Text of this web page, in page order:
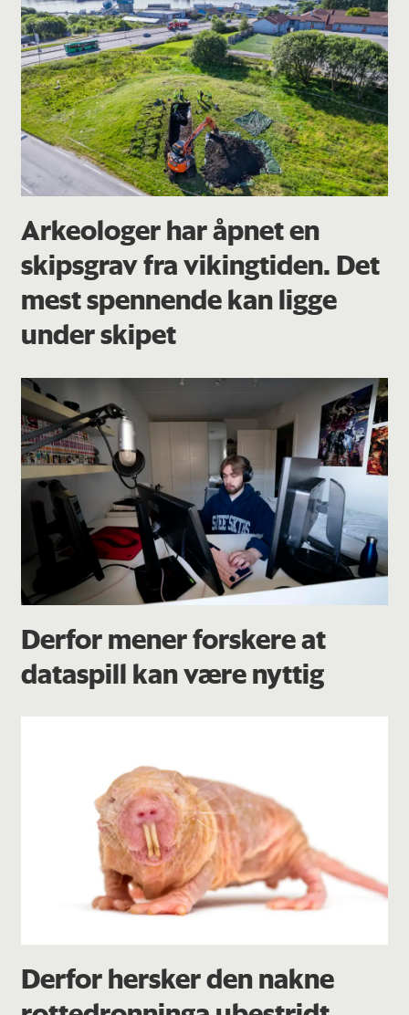
Arkeologer har åpnet en
skipsgrav fra vikingtiden. Det
mest spennende kan ligge
under skipet
Derfor mener forskere at
dataspill kan være nyttig
Derfor hersker den nakne